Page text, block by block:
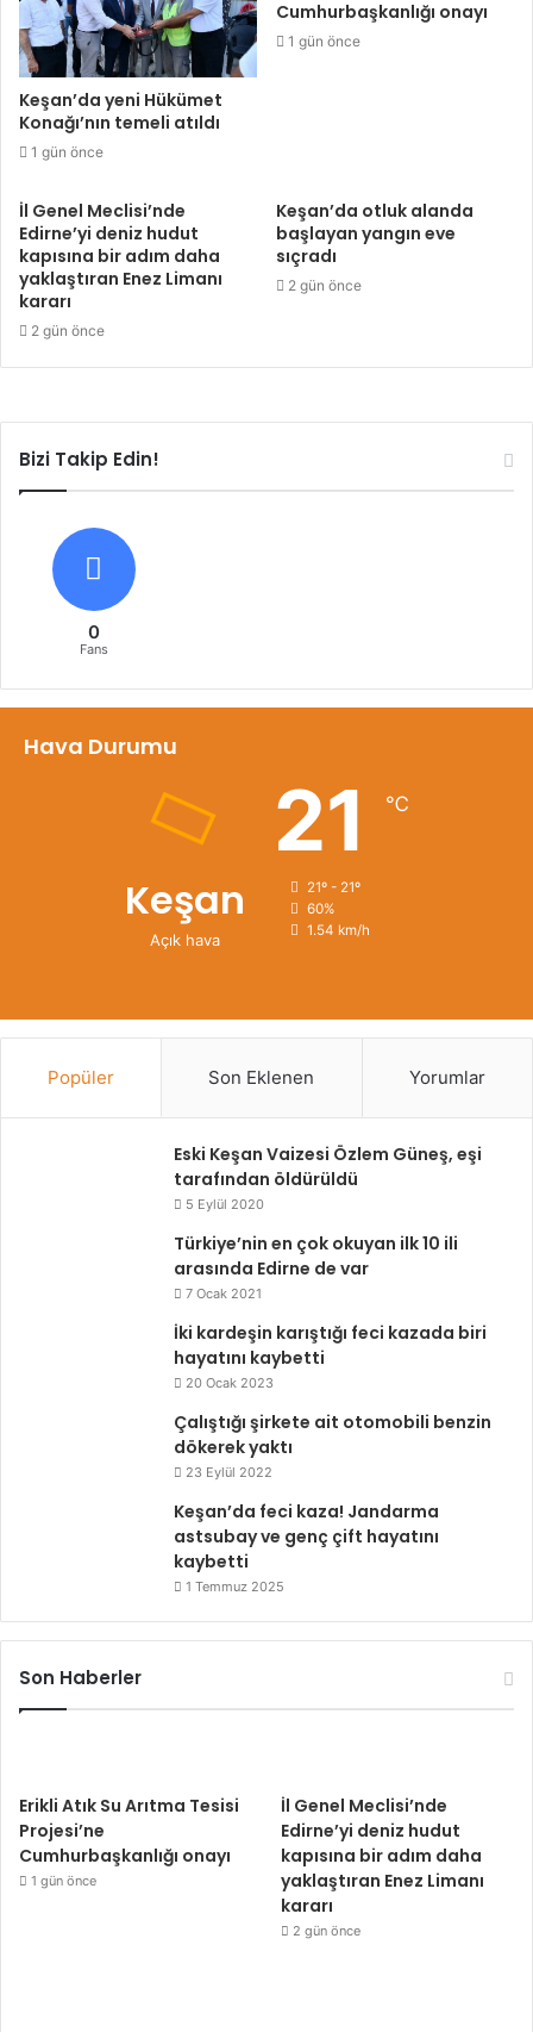
Keşan’da yeni Hükümet
Konağı’nın temeli atıldı
1 gün önce
Cumhurbaşkanlığı onayı
1 gün önce
İl Genel Meclisi’nde
Edirne’yi deniz hudut
kapısına bir adım daha
yaklaştıran Enez Limanı
kararı
2 gün önce
Keşan’da otluk alanda
başlayan yangın eve
sıçradı
2 gün önce
Bizi Takip Edin!
0
Fans
Hava Durumu
Keşan
Açık hava
21 ℃
21º - 21º
60%
1.54 km/h
Popüler Son Eklenen Yorumlar
Eski Keşan Vaizesi Özlem Güneş, eşi
tarafından öldürüldü
5 Eylül 2020
Türkiye’nin en çok okuyan ilk 10 ili
arasında Edirne de var
7 Ocak 2021
İki kardeşin karıştığı feci kazada biri
hayatını kaybetti
20 Ocak 2023
Çalıştığı şirkete ait otomobili benzin
dökerek yaktı
23 Eylül 2022
Keşan’da feci kaza! Jandarma
astsubay ve genç çift hayatını
kaybetti
1 Temmuz 2025
Son Haberler
Erikli Atık Su Arıtma Tesisi
Projesi’ne
Cumhurbaşkanlığı onayı
1 gün önce
İl Genel Meclisi’nde
Edirne’yi deniz hudut
kapısına bir adım daha
yaklaştıran Enez Limanı
kararı
2 gün önce